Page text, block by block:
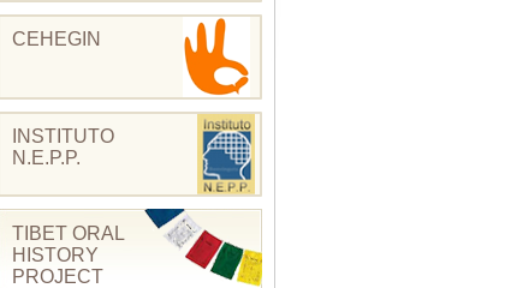
CEHEGIN
INSTITUTO
N.E.P.P.
TIBET ORAL
HISTORY
PROJECT